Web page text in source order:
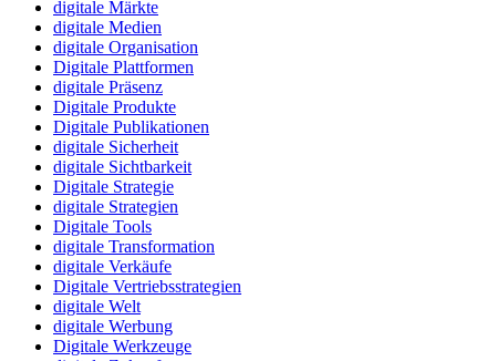
digitale Märkte
digitale Medien
digitale Organisation
Digitale Plattformen
digitale Präsenz
Digitale Produkte
Digitale Publikationen
digitale Sicherheit
digitale Sichtbarkeit
Digitale Strategie
digitale Strategien
Digitale Tools
digitale Transformation
digitale Verkäufe
Digitale Vertriebsstrategien
digitale Welt
digitale Werbung
Digitale Werkzeuge